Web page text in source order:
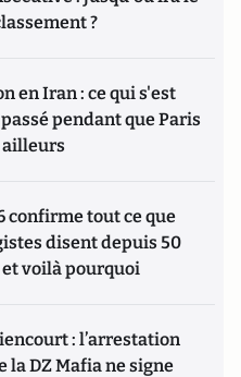
?
en Iran : ce qui s'est
pendant que Paris
confirme tout ce que
disent depuis 50
et voilà pourquoi
: l’arrestation
la DZ Mafia ne signe